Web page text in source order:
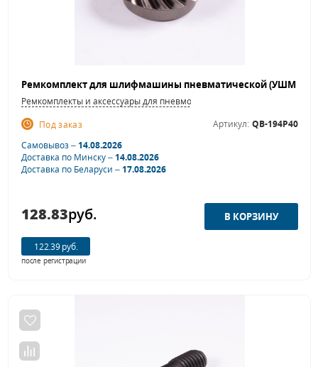
Ремкомплекты и аксессуары для пневмошлифовальных машинок
Под заказ
Артикул: QB-194P40
Самовывоз –14.08.2026
Доставка по Минску –14.08.2026
Доставка по Беларуси –17.08.2026
128.83руб.
122.39 руб.
после регистрации